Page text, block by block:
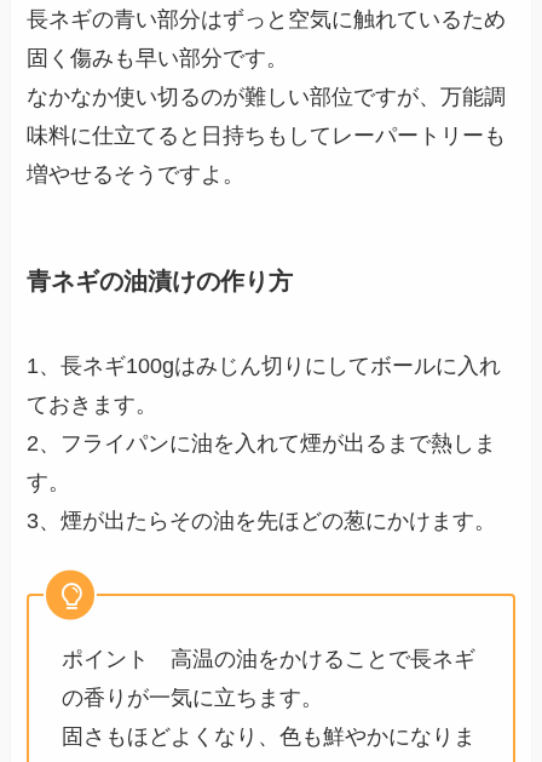
長ネギの青い部分はずっと空気に触れているため
固く傷みも早い部分です。
なかなか使い切るのが難しい部位ですが、万能調
味料に仕立てると日持ちもしてレーパートリーも
増やせるそうですよ。
青ネギの油漬けの作り方
1、長ネギ100gはみじん切りにしてボールに入れ
ておきます。
2、フライパンに油を入れて煙が出るまで熱しま
す。
3、煙が出たらその油を先ほどの葱にかけます。
ポイント 高温の油をかけることで長ネギ
の香りが一気に立ちます。
固さもほどよくなり、色も鮮やかになりま